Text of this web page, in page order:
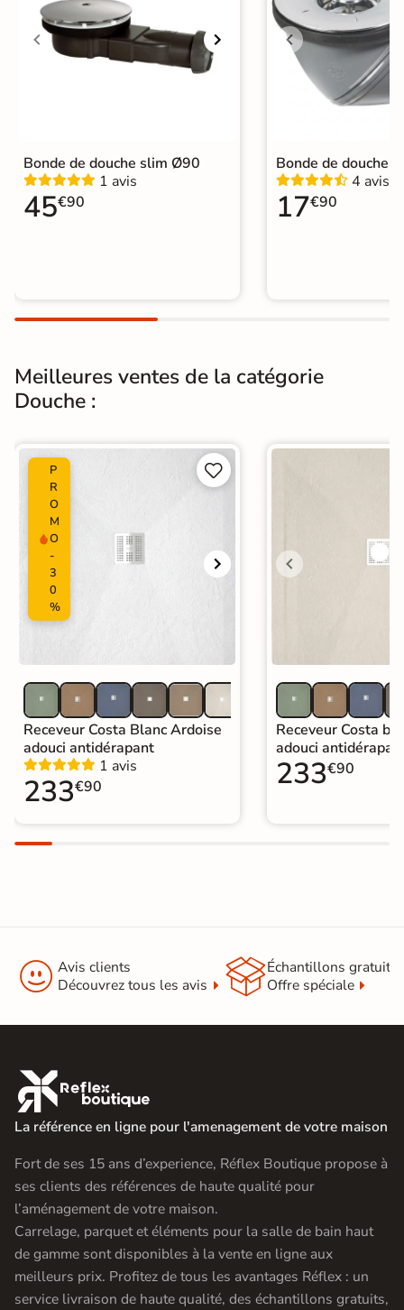
Grille évacuation Grille Inox Fournie
Pieds
Normes
Catégories Receveurs de Douche
Bonde de douche slim Ø90
1 avis
45€90
Bonde de douche
4 avis
17€90
Meilleures ventes de la catégorie
Douche :
P
R
O
M
O
-
3
0
%


Receveur Costa Blanc Ardoise
adouci antidérapant
1 avis
233€90
Receveur Costa
adouci
233€90
 Avis clients
Découvrez tous les avis
Échantillons gratuit
Offre spéciale

La référence en ligne pour l'amenagement de votre maison
Fort de ses 15 ans d’experience, Réflex Boutique propose à
ses clients des références de haute qualité pour
l’aménagement de votre maison.
Carrelage, parquet et éléments pour la salle de bain haut
de gamme sont disponibles à la vente en ligne aux
meilleurs prix. Profitez de tous les avantages Réflex : un
service livraison de haute qualité, des échantillons gratuits,